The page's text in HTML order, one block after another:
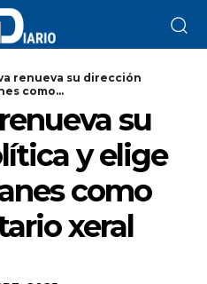
renueva su dirección
como...
su
y elige
como
xeral